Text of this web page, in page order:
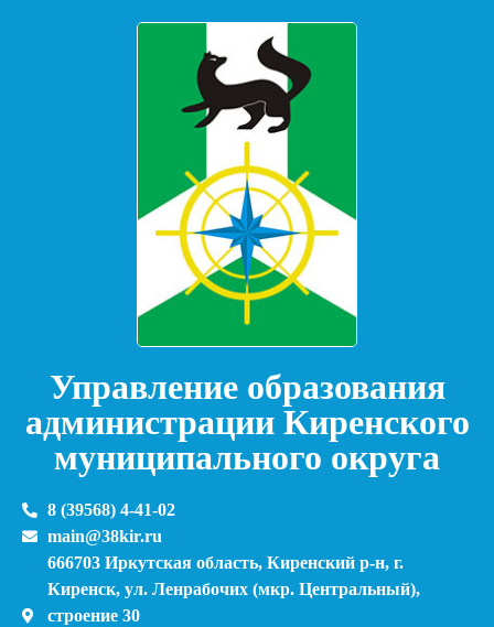
Управление образования
администрации Киренского
муниципального округа
8 (39568) 4-41-02
main@38kir.ru
666703 Иркутская область, Киренский р-н, г.
Киренск, ул. Ленрабочих (мкр. Центральный),
строение 30